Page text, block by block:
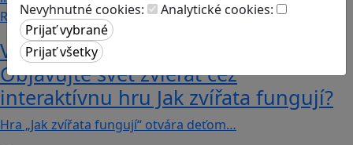
Nevyhnutné cookies:
Analytické cookies:
Recenzie
Vzdelávacie dobrodružstvo:
Objavujte svet zvierat cez
interaktívnu hru Jak zvířata fungují?
Hra „Jak zvířata fungují“ otvára deťom…